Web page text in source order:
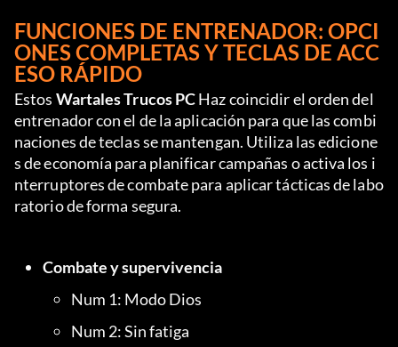
FUNCIONES DE ENTRENADOR: OPCI
ONES COMPLETAS Y TECLAS DE ACC
ESO RÁPIDO
Estos Wartales Trucos PC Haz coincidir el orden del
entrenador con el de la aplicación para que las combi
naciones de teclas se mantengan. Utiliza las edicione
s de economía para planificar campañas o activa los i
nterruptores de combate para aplicar tácticas de labo
ratorio de forma segura.
Combate y supervivencia
Num 1: Modo Dios
Num 2: Sin fatiga